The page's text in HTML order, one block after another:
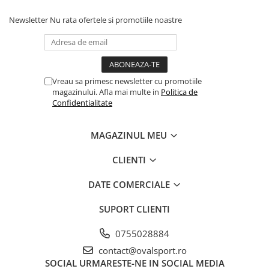
Newsletter Nu rata ofertele si promotiile noastre
Vreau sa primesc newsletter cu promotiile
magazinului. Afla mai multe in Politica de
Confidentialitate
MAGAZINUL MEU
CLIENTI
DATE COMERCIALE
SUPORT CLIENTI
0755028884
contact@ovalsport.ro
SOCIAL URMARESTE-NE IN SOCIAL MEDIA